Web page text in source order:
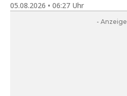
05.08.2026 • 06:27 Uhr
-